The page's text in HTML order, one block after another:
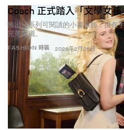
是性感。」但把知識派稱作一
註定了它的賞味期限？
@sedodiaries嗨我的天鵝們，
學問 🦢#2026planning
Concerto No. 3 in G
隨著我們愈來愈意識到AI與不
後座力——例如注意力縮水、
FASHION 時裝
Coach 正式踏入「文學女
推出一系列可閱讀的小書吊飾，掛在
完美配襯。
2026年2月26日